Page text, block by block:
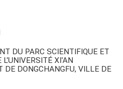
DU PARC SCIENTIFIQUE ET
L'UNIVERSITÉ XI'AN
DE DONGCHANGFU, VILLE DE